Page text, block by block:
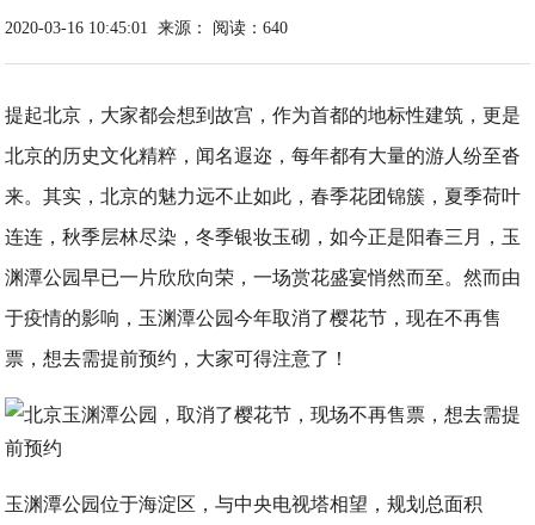
2020-03-16 10:45:01 来源： 阅读：640
提起北京，大家都会想到故宫，作为首都的地标性建筑，更是
北京的历史文化精粹，闻名遐迩，每年都有大量的游人纷至沓
来。其实，北京的魅力远不止如此，春季花团锦簇，夏季荷叶
连连，秋季层林尽染，冬季银妆玉砌，如今正是阳春三月，玉
渊潭公园早已一片欣欣向荣，一场赏花盛宴悄然而至。然而由
于疫情的影响，玉渊潭公园今年取消了樱花节，现在不再售
票，想去需提前预约，大家可得注意了！
玉渊潭公园位于海淀区，与中央电视塔相望，规划总面积